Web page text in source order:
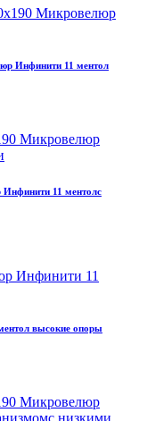
Инфинити 11 ментол
Инфинити 11 ментолс
высокие опоры